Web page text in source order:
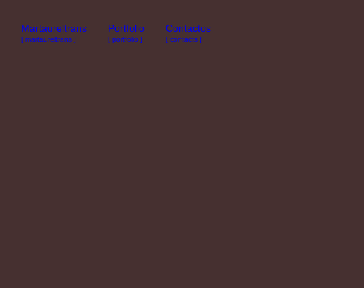
Martaureltrans
[ martaureltrans ]
Portfolio
[ portfolio ]
Contactos
[ contacts ]